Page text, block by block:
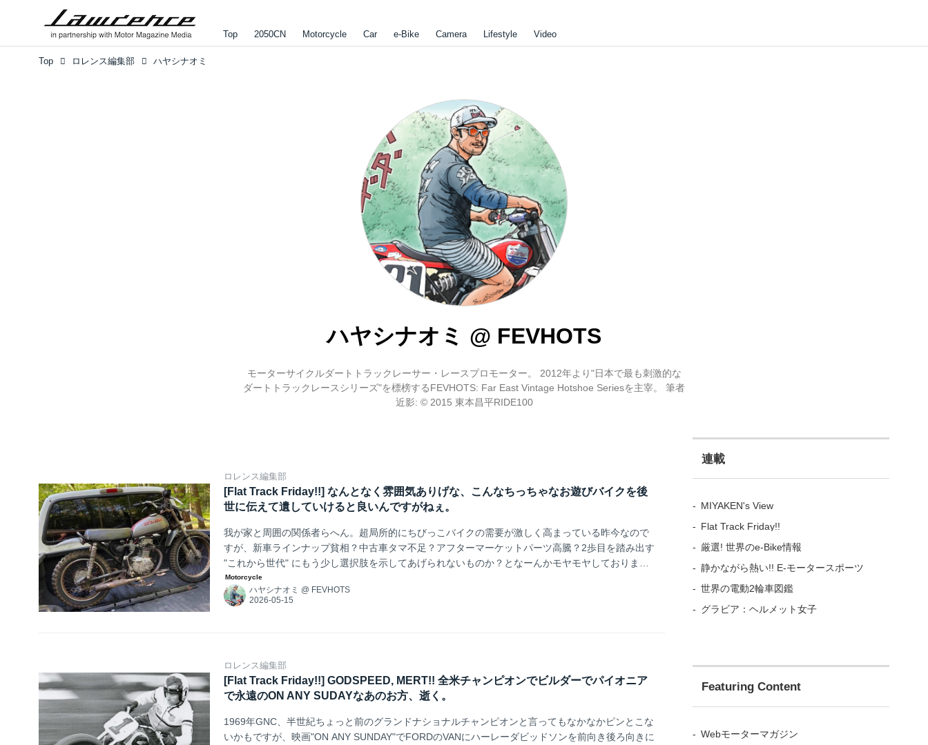
Top 2050CN Motorcycle Car e-Bike Camera Lifestyle Video
Top ロレンス編集部 ハヤシナオミ
ハヤシナオミ @ FEVHOTS
モーターサイクルダートトラックレーサー・レースプロモーター。 2012年より"日本で最も刺激的な
ダートトラックレースシリーズ"を標榜するFEVHOTS: Far East Vintage Hotshoe Seriesを主宰。 筆者
近影: © 2015 東本昌平RIDE100
ロレンス編集部
[Flat Track Friday!!] なんとなく雰囲気ありげな、こんなちっちゃなお遊びバイクを後
世に伝えて遺していけると良いんですがねぇ。
我が家と周囲の関係者らへん。超局所的にちびっこバイクの需要が激しく高まっている昨今なので
すが、新車ラインナップ貧相？中古車タマ不足？アフターマーケットパーツ高騰？2歩目を踏み出す
"これから世代" にもう少し選択肢を示してあげられないものか？となーんかモヤモヤしておりま
す。
ハヤシナオミ @ FEVHOTS
ロレンス編集部
[Flat Track Friday!!] GODSPEED, MERT!! 全米チャンピオンでビルダーでパイオニア
で永遠のON ANY SUDAYなあのお方、逝く。
1969年GNC、半世紀ちょっと前のグランドナショナルチャンピオンと言ってもなかなかピンとこな
いかもですが、映画"ON ANY SUNDAY"でFORDのVANにハーレーダビッドソンを前向き後ろ向きに
連載
MIYAKEN's View
Flat Track Friday!!
厳選! 世界のe-Bike情報
静かながら熱い!! E-モータースポーツ
世界の電動2輪車図鑑
グラビア：ヘルメット女子
Featuring Content
Webモーターマガジン